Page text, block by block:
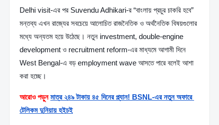
Delhi visit-এর পর Suvendu Adhikari-র “বাংলায় প্রচুর চাকরি হবে”
মন্তব্য এখন রাজ্যের সবচেয়ে আলোচিত রাজনৈতিক ও অর্থনৈতিক বিষয়গুলোর
মধ্যে অন্যতম হয়ে উঠেছে। নতুন investment, double-engine
development ও recruitment reform-এর মাধ্যমে আগামী দিনে
West Bengal-এ বড় employment wave আসতে পারে বলেই আশা
করা হচ্ছে।
আরোও পড়ুন মাত্র ২৪৯ টাকায় ৪৫ দিনের প্ল্যান! BSNL-এর নতুন অফারে
টেলিকম দুনিয়ায় হইচই